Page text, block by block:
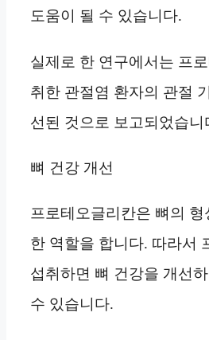
도움이 될 수 있습니다.
실제로 한 연구에서는 프
취한 관절염 환자의 관절
선된 것으로 보고되었습니
뼈 건강 개선
프로테오글리칸은 뼈의 형
한 역할을 합니다. 따라서
섭취하면 뼈 건강을 개선
수 있습니다.